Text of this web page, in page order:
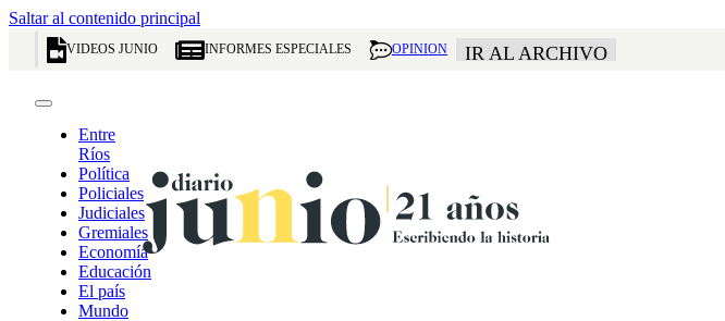
Saltar al contenido principal
VIDEOS JUNIO INFORMES ESPECIALES OPINION IR AL ARCHIVO
Entre
Ríos
Política
Policiales
Judiciales
Gremiales
Economía
Educación
El país
Mundo